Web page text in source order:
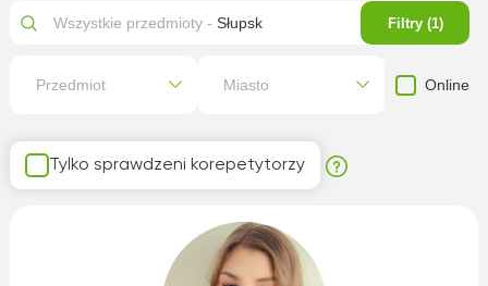
Tylko sprawdzeni korepetytorzy
Wszystkie przedmioty - Słupsk Filtry (1)
Przedmiot Miasto Online